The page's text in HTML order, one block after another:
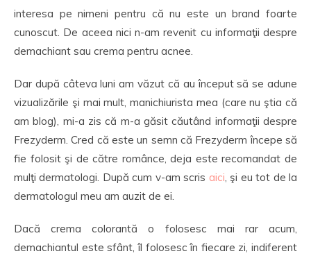
interesa pe nimeni pentru că nu este un brand foarte
cunoscut. De aceea nici n-am revenit cu informaţii despre
demachiant sau crema pentru acnee.
Dar după câteva luni am văzut că au început să se adune
vizualizările şi mai mult, manichiurista mea (care nu ştia că
am blog), mi-a zis că m-a găsit căutând informaţii despre
Frezyderm. Cred că este un semn că Frezyderm începe să
fie folosit şi de către românce, deja este recomandat de
mulţi dermatologi. După cum v-am scris aici, şi eu tot de la
dermatologul meu am auzit de ei.
Dacă crema colorantă o folosesc mai rar acum,
demachiantul este sfânt, îl folosesc în fiecare zi, indiferent